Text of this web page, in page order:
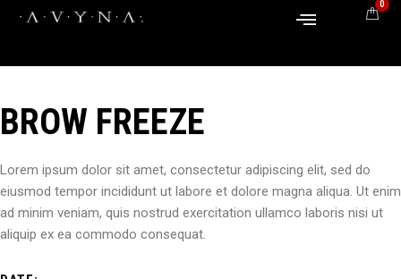
0
BROW FREEZE
Lorem ipsum dolor sit amet, consectetur adipiscing elit, sed do
eiusmod tempor incididunt ut labore et dolore magna aliqua. Ut enim
ad minim veniam, quis nostrud exercitation ullamco laboris nisi ut
aliquip ex ea commodo consequat.